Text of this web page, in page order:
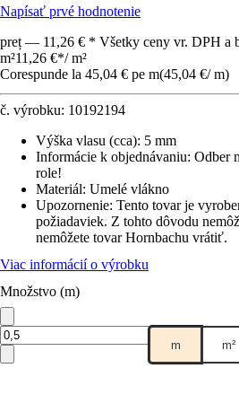
Napísať prvé hodnotenie
preț — 11,26 € * Všetky ceny vr. DPH a
m²11,26 €*/ m²
Corespunde la 45,04 € pe m(45,04 €/ m)
č. výrobku: 10192194
Výška vlasu (cca): 5 mm
Informácie k objednávaniu: Odber
role!
Materiál: Umelé vlákno
Upozornenie: Tento tovar je
požiadaviek. Z tohto dôvodu
nemôžete tovar Hornbachu vrátiť.
Viac informácií o výrobku
Množstvo (m)
m m²